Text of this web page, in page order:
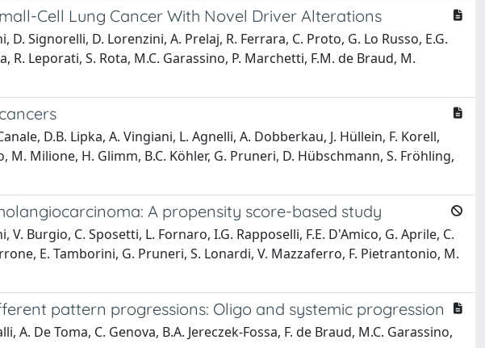
Cell Lung Cancer With Novel Driver Alterations
Signorelli, D. Lorenzini, A. Prelaj, R. Ferrara, C. Proto, G. Lo Russo, E.G.
Leporati, S. Rota, M.C. Garassino, P. Marchetti, F.M. de Braud, M.
D.B. Lipka, A. Vingiani, L. Agnelli, A. Dobberkau, J. Hüllein, F. Korell,
M. Milione, H. Glimm, B.C. Köhler, G. Pruneri, D. Hübschmann, S. Fröhling,
A propensity score-based study
Burgio, C. Sposetti, L. Fornaro, I.G. Rapposelli, F.E. D'Amico, G. Aprile, C.
E. Tamborini, G. Pruneri, S. Lonardi, V. Mazzaferro, F. Pietrantonio, M.
pattern progressions: Oligo and systemic progression
A. De Toma, C. Genova, B.A. Jereczek-Fossa, F. de Braud, M.C. Garassino,